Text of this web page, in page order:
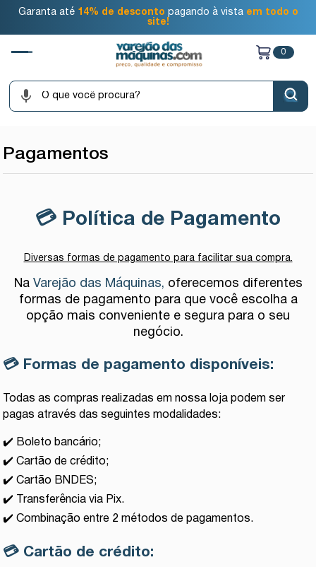
Garanta até 14% de desconto pagando à vista em todo o
site!
0
Pagamentos
💳 Política de Pagamento
Diversas formas de pagamento para facilitar sua compra.
Na Varejão das Máquinas, oferecemos diferentes
formas de pagamento para que você escolha a
opção mais conveniente e segura para o seu
negócio.
💳 Formas de pagamento disponíveis:
Todas as compras realizadas em nossa loja podem ser
pagas através das seguintes modalidades:
✔️ Boleto bancário;
✔️ Cartão de crédito;
✔️ Cartão BNDES;
✔️ Transferência via Pix.
✔️ Combinação entre 2 métodos de pagamentos.
💳 Cartão de crédito: